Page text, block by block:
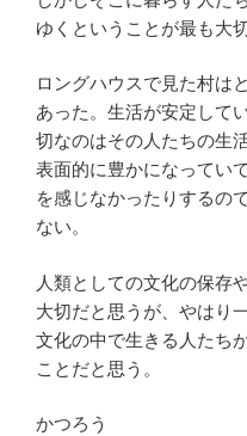
ゆくということが最も大
ロングハウスで見た村は
あった。生活が安定して
切なのはその人たちの生
表面的に豊かになってい
を感じなかったりするの
ない。
人類としての文化の保存
大切だと思うが、やはり
文化の中で生きる人たち
ことだと思う。
かつろう